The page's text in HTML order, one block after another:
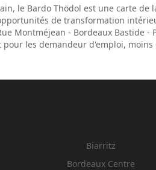
le Bardo Thödol est une carte de
de transformation
Montméjean - Bordeaux Bastide -
les demandeur d'emploi, moins
Biarritz
Bordeaux Centre